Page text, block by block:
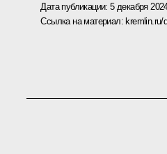
Дата публикации:5 декабря
Ссылка на материал: kremlin.ru/